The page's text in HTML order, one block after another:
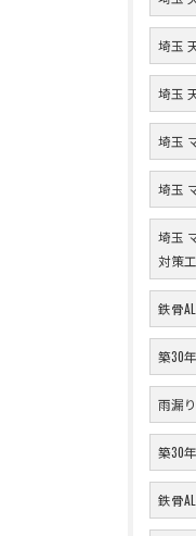
埼玉
埼玉
埼玉
埼玉
埼玉
対策
鉄骨
築30
雨漏
築30
鉄骨